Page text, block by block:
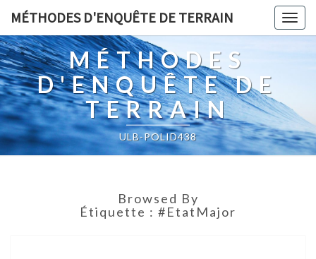
MÉTHODES D'ENQUÊTE DE TERRAIN
MÉTHODES
D'ENQUÊTE DE
TERRAIN
ULB-POLID438
Browsed By
Étiquette : #EtatMajor